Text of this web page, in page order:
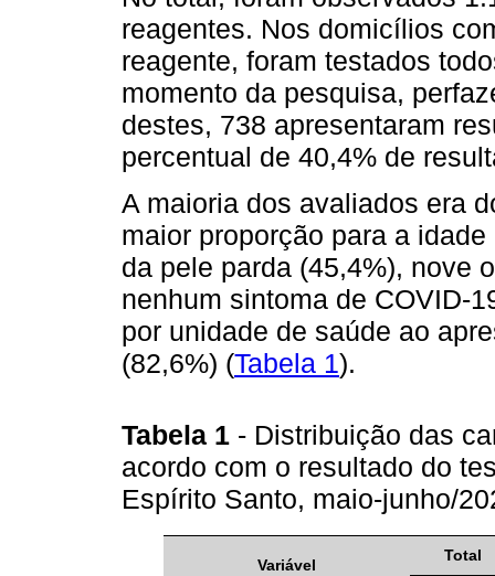
reagentes. Nos domicílios
reagente, foram testados
momento da pesquisa,
destes, 738 apresentaram
percentual de 40,4% de
A maioria dos avaliados era
maior proporção para a
da pele parda (45,4%), nove
nenhum sintoma de COVID-
por unidade de saúde ao
(82,6%) (Tabela 1).
Tabela 1 - Distribuição das
acordo com o resultado do
Espírito Santo, maio-junho/
Variável
Total